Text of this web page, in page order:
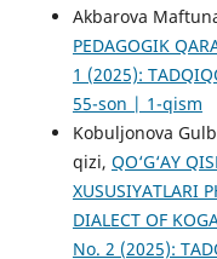
Akbarova
PEDAGOGIK
1 (2025):
55-son | 1-qism
Kobuljonova
qizi, QO‘G‘AY
XUSUSIYATLARI
DIALECT OF
No. 2 (2025):